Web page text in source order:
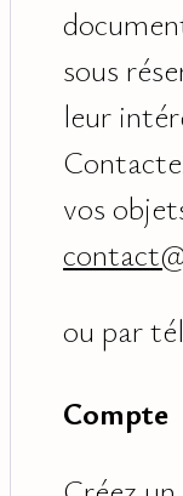
sous
leur
vos
ou par
Compte